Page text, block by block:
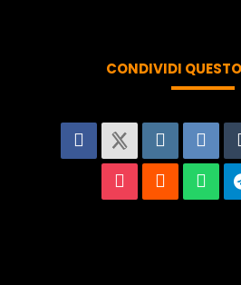
CONDIVIDI